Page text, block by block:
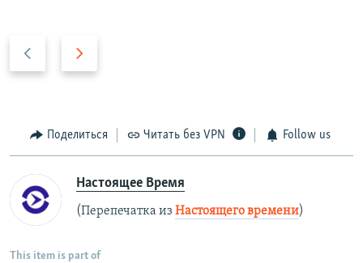
щ
и
с
й
Поделиться Читать без VPN Follow us
Настоящее Время
(Перепечатка из Настоящего времени)
This item is part of